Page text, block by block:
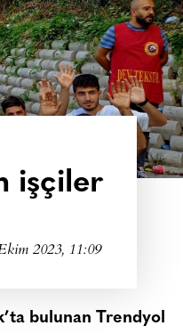
işçiler
2023, 11:09
bulunan Trendyol